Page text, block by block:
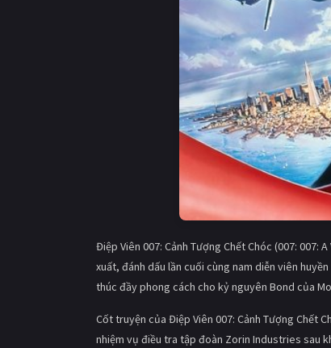
Điệp Viên 007: Cảnh Tượng Chết Chóc (007:
xuất, đánh dấu lần cuối cùng nam diễn viên
thúc đầy phong cách cho kỷ nguyên Bond của
Cốt truyện của Điệp Viên 007: Cảnh Tượng Chết
nhiệm vụ điều tra tập đoàn Zorin Industries sau